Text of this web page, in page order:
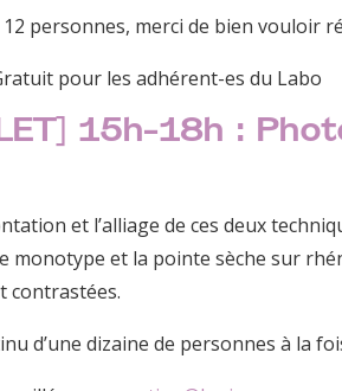
12 personnes, merci de bien vouloir
pour les adhérent-es du Labo
15h-18h :
et l’alliage de ces deux
monotype et la pointe sèche sur
contrastées.
d’une dizaine de personnes à la